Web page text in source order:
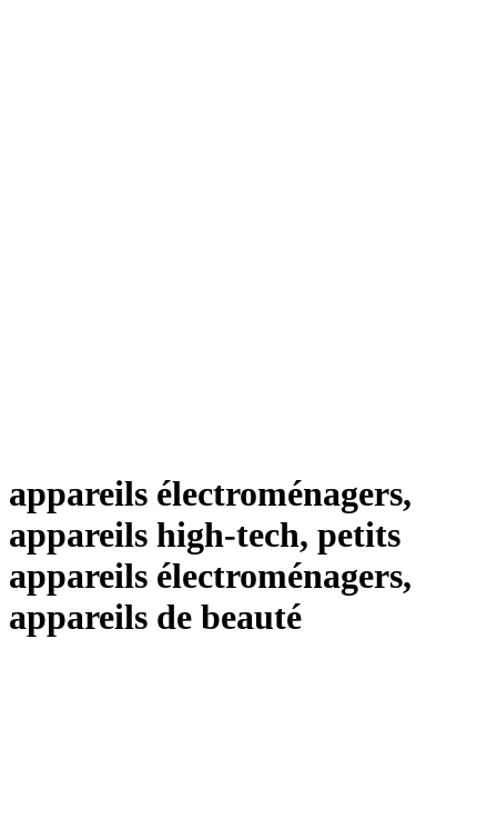
appareils électroménagers,
appareils high-tech, petits
appareils électroménagers,
appareils de beauté